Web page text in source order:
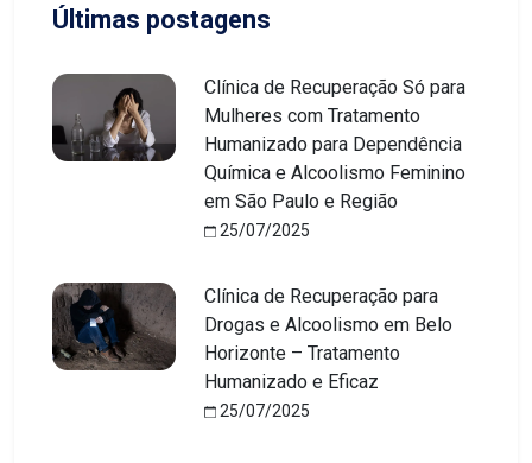
Últimas postagens
Clínica de Recuperação Só para
Mulheres com Tratamento
Humanizado para Dependência
Química e Alcoolismo Feminino
em São Paulo e Região
25/07/2025
Clínica de Recuperação para
Drogas e Alcoolismo em Belo
Horizonte – Tratamento
Humanizado e Eficaz
25/07/2025